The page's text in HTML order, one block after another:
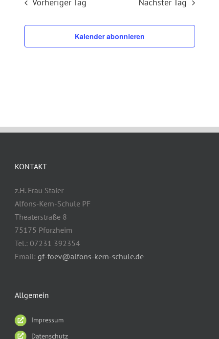
Kalender abonnieren
KONTAKT
z.H. Frau Staier
Alfons-Kern-Schule PF
Theaterstraße 8
75175 Pforzheim
Tel.: 07231 392354
Email: gf-foev@alfons-kern-schule.de
Allgemein
Impressum
Datenschutz